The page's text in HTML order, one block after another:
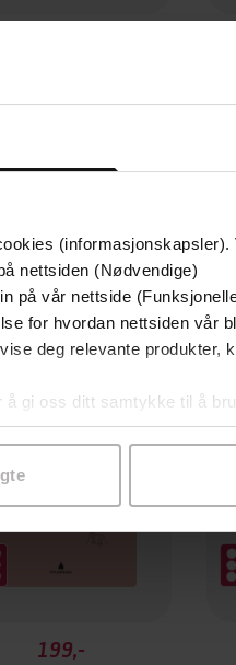
nettsiden (Nødvendige)
på vår nettside
for hvordan nettsiden vår
deg relevante produkter,
å gi oss ditt samtykke til å
ved å klikke på
199,-